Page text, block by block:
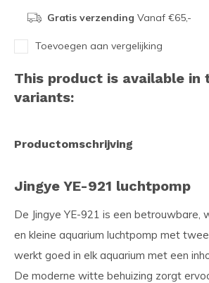
Gratis verzending Vanaf €65,-
Toevoegen aan vergelijking
This product is available in
variants:
Productomschrijving
Jingye YE-921 luchtpomp
De Jingye YE-921 is een betrouwbare,
en kleine aquarium luchtpomp met
werkt goed in elk aquarium met een
De moderne witte behuizing zorgt